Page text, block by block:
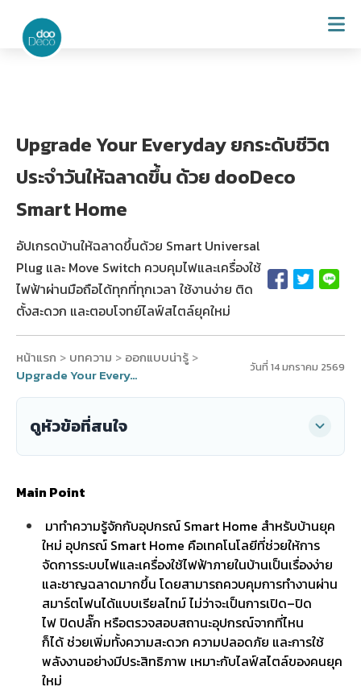
Upgrade Your Everyday ยกระดับชีวิต
ประจำวันให้ฉลาดขึ้น ด้วย dooDeco
Smart Home
อัปเกรดบ้านให้ฉลาดขึ้นด้วย Smart Universal
Plug และ Move Switch ควบคุมไฟและเครื่องใช้
ไฟฟ้าผ่านมือถือได้ทุกที่ทุกเวลา ใช้งานง่าย ติด
ตั้งสะดวก และตอบโจทย์ไลฟ์สไตล์ยุคใหม่
หน้าแรก > บทความ > ออกแบบน่ารู้ >
Upgrade Your Everyday ยกระดับชีวิตประจำวันให้ฉลาดขึ้น ด้วย dooDeco Smart Home วันที่ 14 มกราคม 2569
ดูหัวข้อที่สนใจ
Main Point
มาทำความรู้จักกับอุปกรณ์ Smart Home สำหรับบ้านยุค
ใหม่ อุปกรณ์ Smart Home คือเทคโนโลยีที่ช่วยให้การ
จัดการระบบไฟและเครื่องใช้ไฟฟ้าภายในบ้านเป็นเรื่องง่าย
และชาญฉลาดมากขึ้น โดยสามารถควบคุมการทำงานผ่าน
สมาร์ตโฟนได้แบบเรียลไทม์ ไม่ว่าจะเป็นการเปิด–ปิด
ไฟ ปิดปลั๊ก หรือตรวจสอบสถานะอุปกรณ์จากที่ไหน
ก็ได้ ช่วยเพิ่มทั้งความสะดวก ความปลอดภัย และการใช้
พลังงานอย่างมีประสิทธิภาพ เหมาะกับไลฟ์สไตล์ของคนยุค
ใหม่